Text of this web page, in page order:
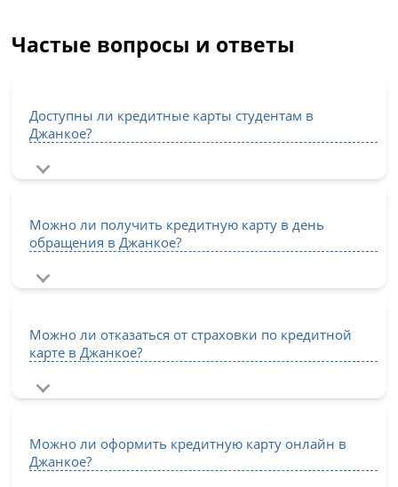
Частые вопросы и ответы
Доступны ли кредитные карты студентам в
Джанкое?
Можно ли получить кредитную карту в день
обращения в Джанкое?
Можно ли отказаться от страховки по кредитной
карте в Джанкое?
Можно ли оформить кредитную карту онлайн в
Джанкое?